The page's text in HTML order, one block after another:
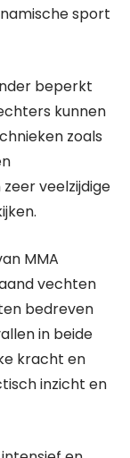
sport
beperkt
kunnen
zoals
veelzijdige
MMA
vechten
bedreven
in beide
kracht en
inzicht en